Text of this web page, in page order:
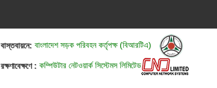
বাস্তবায়নে: বাংলাদেশ সড়ক পরিবহন কর্তৃপক্ষ (বিআরটিএ)
রক্ষণাবেক্ষণে : কম্পিউটার নেটওয়ার্ক সিস্টেমস লিমিটেড